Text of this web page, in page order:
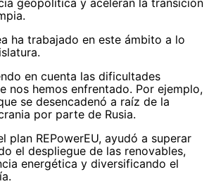
ha trabajado en este ámbito a lo
en cuenta las dificultades
nos hemos enfrentado. Por ejemplo,
se desencadenó a raíz de la
por parte de Rusia.
plan REPowerEU, ayudó a superar
el despliegue de las renovables,
energética y diversificando el